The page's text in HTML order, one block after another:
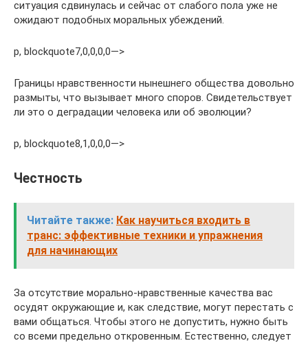
ситуация сдвинулась и сейчас от слабого пола уже не
ожидают подобных моральных убеждений.
p, blockquote7,0,0,0,0—>
Границы нравственности нынешнего общества довольно
размыты, что вызывает много споров. Свидетельствует
ли это о деградации человека или об эволюции?
p, blockquote8,1,0,0,0—>
Честность
Читайте также: Как научиться входить в
транс: эффективные техники и упражнения
для начинающих
За отсутствие морально-нравственные качества вас
осудят окружающие и, как следствие, могут перестать с
вами общаться. Чтобы этого не допустить, нужно быть
со всеми предельно откровенным. Естественно, следует